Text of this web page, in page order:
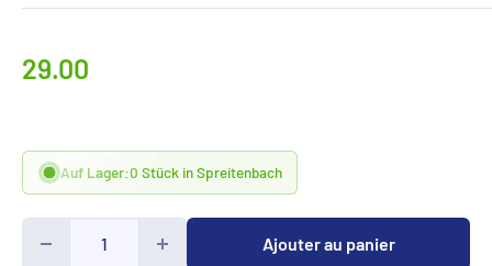
Prix
29.00
Auf Lager:0 Stück in Spreitenbach
Ajouter au panier